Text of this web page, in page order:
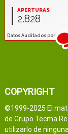
COPYRIGHT
©1999-2025 El
de Grupo Tecma
utilizarlo de